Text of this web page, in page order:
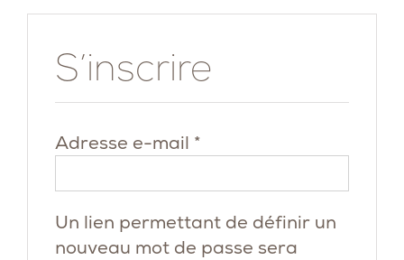
S’inscrire
Adresse e-mail *
Un lien permettant de définir un
nouveau mot de passe sera